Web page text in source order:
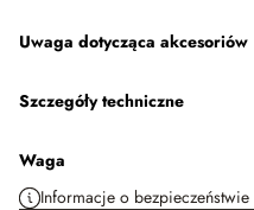
Uwaga dotycząca akcesoriów
Szczegóły techniczne
Waga
Informacje o